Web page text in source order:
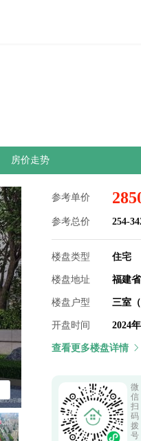
房价走势
参考单价
参考总价 254-
楼盘类型 住宅
楼盘地址 福建
楼盘户型 三室（
开盘时间 2024
查看更多楼盘详情
微
信
扫
码
拨
号